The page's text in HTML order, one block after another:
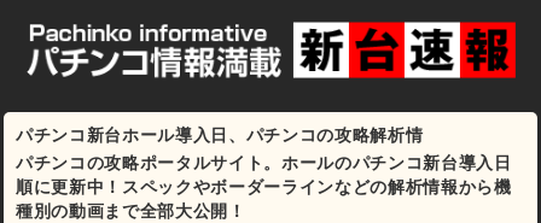
パチンコ新台ホール導入日、パチンコの攻略解析情
パチンコの攻略ポータルサイト。ホールのパチンコ新台導入日
順に更新中！スペックやボーダーラインなどの解析情報から機
種別の動画まで全部大公開！